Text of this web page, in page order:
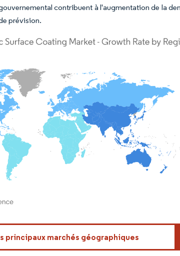
contribuent à l'augmentation de la
prévision.
attribution sous CC BY 4.0.
principaux marchés géographiques